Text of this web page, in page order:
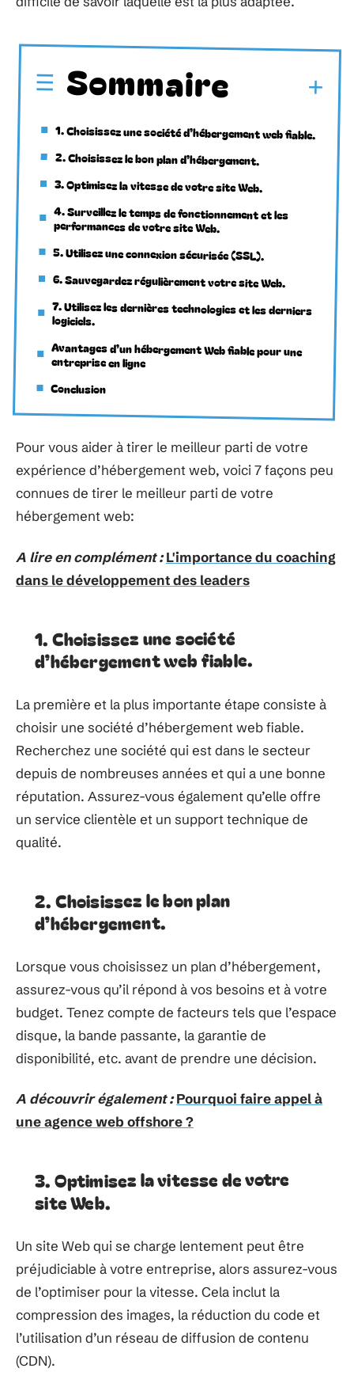
Sommaire
1. Choisissez une société d’hébergement web fiable.
2. Choisissez le bon plan d’hébergement.
3. Optimisez la vitesse de votre site Web.
4. Surveillez le temps de fonctionnement et les
performances de votre site Web.
5. Utilisez une connexion sécurisée (SSL).
6. Sauvegardez régulièrement votre site Web.
7. Utilisez les dernières technologies et les derniers
logiciels.
Avantages d’un hébergement Web fiable pour une
entreprise en ligne
Conclusion
Pour vous aider à tirer le meilleur parti de votre
expérience d’hébergement web, voici 7 façons peu
connues de tirer le meilleur parti de votre
hébergement web:
A lire en complément : L'importance du coaching
dans le développement des leaders
1. Choisissez une société
d’hébergement web fiable.
La première et la plus importante étape consiste à
choisir une société d’hébergement web fiable.
Recherchez une société qui est dans le secteur
depuis de nombreuses années et qui a une bonne
réputation. Assurez-vous également qu’elle offre
un service clientèle et un support technique de
qualité.
2. Choisissez le bon plan
d’hébergement.
Lorsque vous choisissez un plan d’hébergement,
assurez-vous qu’il répond à vos besoins et à votre
budget. Tenez compte de facteurs tels que l’espace
disque, la bande passante, la garantie de
disponibilité, etc. avant de prendre une décision.
A découvrir également : Pourquoi faire appel à
une agence web offshore ?
3. Optimisez la vitesse de votre
site Web.
Un site Web qui se charge lentement peut être
préjudiciable à votre entreprise, alors assurez-vous
de l’optimiser pour la vitesse. Cela inclut la
compression des images, la réduction du code et
l’utilisation d’un réseau de diffusion de contenu
(CDN).